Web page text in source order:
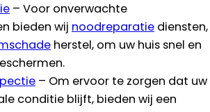
– Voor onverwachte
bieden wij noodreparatie diensten,
herstel, om uw huis snel en
– Om ervoor te zorgen dat uw
conditie blijft, bieden wij een